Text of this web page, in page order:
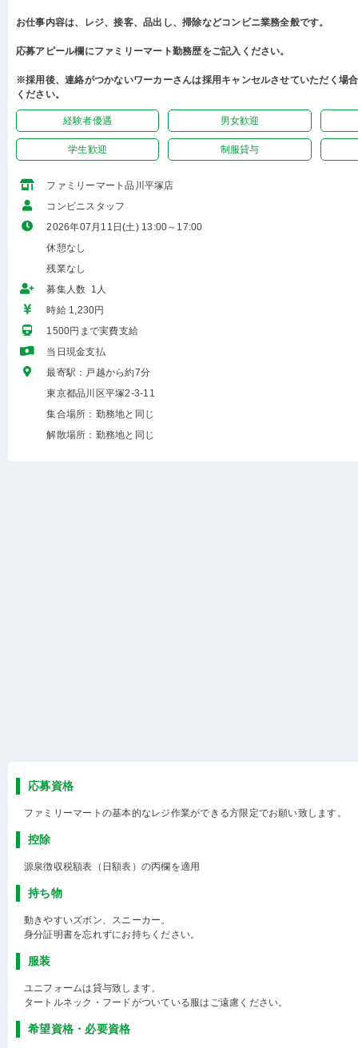
お仕事内容は、レジ、接客、品出し、掃除などコンビニ業務全般です。
応募アピール欄にファミリーマート勤務歴をご記入ください。
※採用後、連絡がつかないワーカーさんは採用キャンセルさせていただく場
ください。
経験者優遇 男女歓迎
学生歓迎 制服貸与
ファミリーマート品川平塚店
コンビニスタッフ
2026年07月11日(土) 13:00～17:00
休憩なし
残業なし
募集人数 1人
時給 1,230円
1500円まで実費支給
当日現金支払
最寄駅：戸越から約7分
東京都品川区平塚2-3-11
集合場所：勤務地と同じ
解散場所：勤務地と同じ
応募資格
ファミリーマートの基本的なレジ作業ができる方限定でお願い致します。
控除
源泉徴収税額表（日額表）の丙欄を適用
持ち物
動きやすいズボン、スニーカー。
身分証明書を忘れずにお持ちください。
服装
ユニフォームは貸与致します。
タートルネック・フードがついている服はご遠慮ください。
希望資格・必要資格